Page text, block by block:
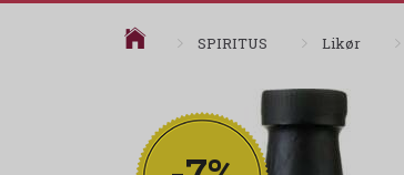
SPIRITUS Likør